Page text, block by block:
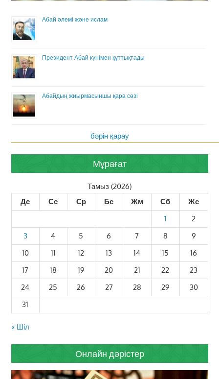
Абай әлемі және ислам
Президент Абай күнімен құттықтады
Абайдың жиырмасыншы қара сөзі
бәрін қарау
Мұрағат
Тамыз (2026)
Дс
Сс Ср Бс Жм Сб
Жс
1
2
3
4 5 6 7 8
9
10
11 12 13 14 15
16
17
18 19 20 21 22
23
24
25 26 27 28 29
30
31
« Шіл
Онлайн дәрістер